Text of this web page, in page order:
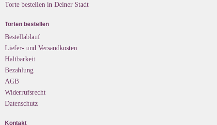
Torte bestellen in Deiner Stadt
Torten bestellen
Bestellablauf
Liefer- und Versandkosten
Haltbarkeit
Bezahlung
AGB
Widerrufsrecht
Datenschutz
Kontakt